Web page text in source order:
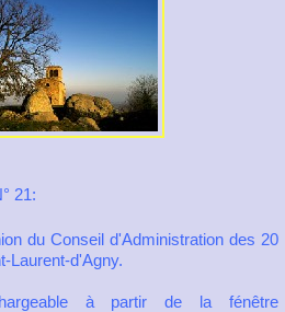
21:
du Conseil d'Administration des 20
Laurent-d'Agny.
à partir de la fénêtre